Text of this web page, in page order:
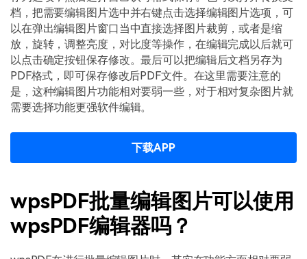
档，把需要编辑图片选中并右键点击选择编辑图片选项，可
以在弹出编辑图片窗口当中直接选择图片裁剪，或者是缩
放，旋转，调整亮度，对比度等操作，在编辑完成以后就可
以点击确定按钮保存修改。最后可以把编辑后文档另存为
PDF格式，即可保存修改后PDF文件。在这里需要注意的
是，这种编辑图片功能相对要弱一些，对于相对复杂图片就
需要选择功能更强软件编辑。
下载APP
wpsPDF批量编辑图片可以使用
wpsPDF编辑器吗？